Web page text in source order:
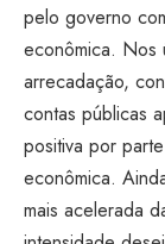
pelo governo
econômica. Nos
arrecadação,
contas públicas
positiva por
econômica.
mais acelerada